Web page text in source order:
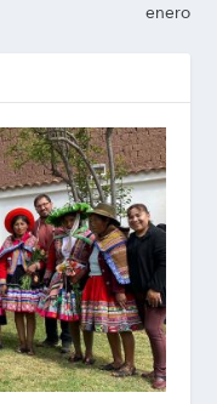
enero